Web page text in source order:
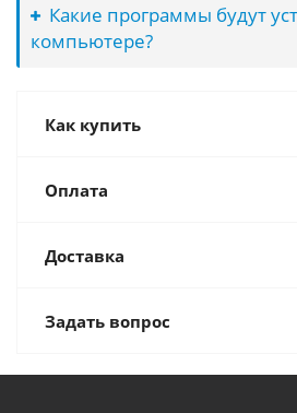
Какие программы будут
компьютере?
Как купить
Оплата
Доставка
Задать вопрос